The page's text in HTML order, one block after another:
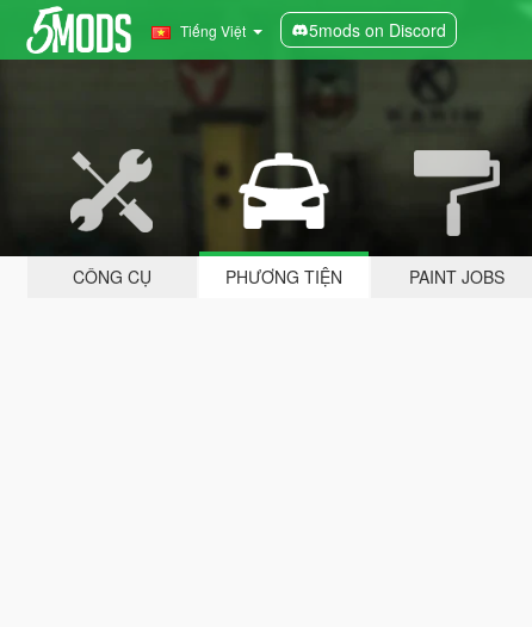
Tiếng Việt 5mods on Discord
CÔNG CỤ PHƯƠNG TIỆN PAINT JOBS